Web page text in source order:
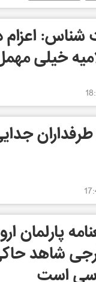
اعزام
خیلی
جدایی
پارلمان
شاهد
است